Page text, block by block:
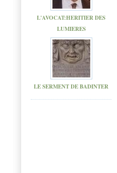
L'AVOCAT:HERITIER DES
LUMIERES
LE SERMENT DE BADINTER